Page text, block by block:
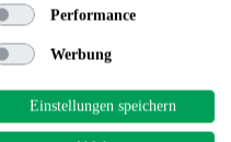
Performance
Werbung
Einstellungen speichern